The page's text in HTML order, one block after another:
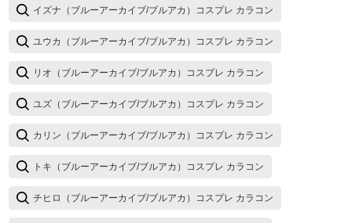
イズナ（ブルーアーカイブ/ブルアカ）コスプレ カラコン
ユウカ（ブルーアーカイブ/ブルアカ）コスプレ カラコン
リオ（ブルーアーカイブ/ブルアカ）コスプレ カラコン
ユズ（ブルーアーカイブ/ブルアカ）コスプレ カラコン
カリン（ブルーアーカイブ/ブルアカ）コスプレ カラコン
トキ（ブルーアーカイブ/ブルアカ）コスプレ カラコン
チヒロ（ブルーアーカイブ/ブルアカ）コスプレ カラコン